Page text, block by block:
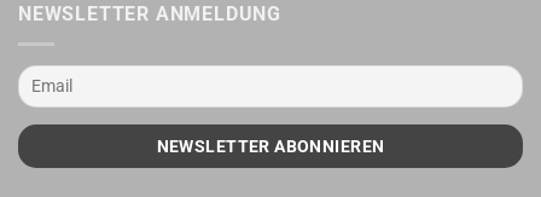
NEWSLETTER ANMELDUNG